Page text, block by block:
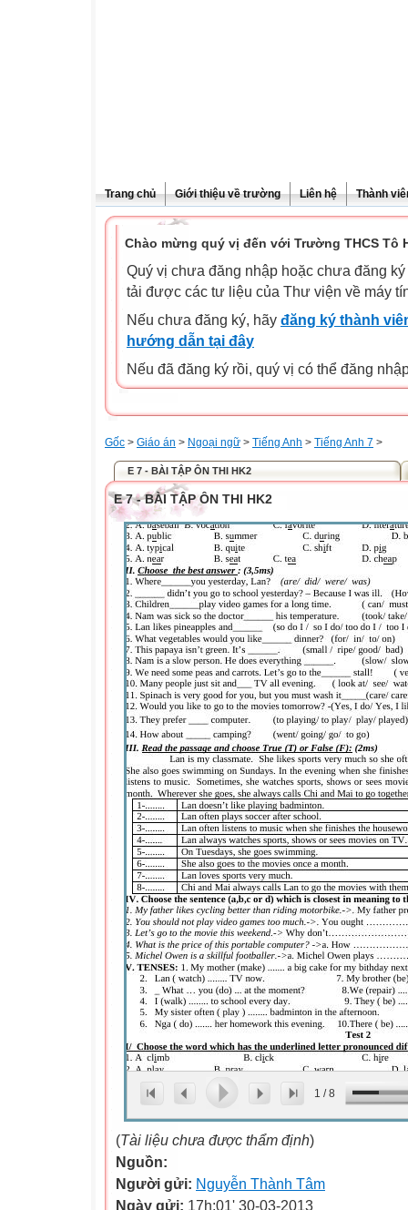
Trang chủ Giới thiệu về trường Liên hệ Thành
Chào mừng quý vị đến với Trường THCS Tô
Quý vị chưa đăng nhập hoặc chưa đăng
tải được các tư liệu của Thư viện về máy
Nếu chưa đăng ký, hãy đăng ký thành
hướng dẫn tại đây
Nếu đã đăng ký rồi, quý vị có thể đăng
Gốc > Giáo án > Ngoại ngữ > Tiếng Anh > Tiếng Anh 7 >
E 7 - BÀI TẬP ÔN THI HK2
E 7 - BÀI TẬP ÔN THI HK2
1 /8
(Tài liệu chưa được thẩm định)
Nguồn:
Người gửi: Nguyễn Thành Tâm
Ngày gửi: 17h:01' 30-03-2013